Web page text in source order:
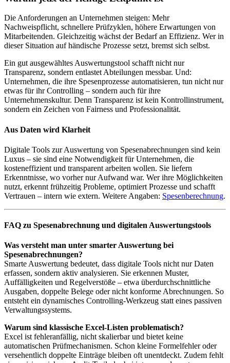
Die Anforderungen an Unternehmen steigen: Mehr
Nachweispflicht, schnellere Prüfzyklen, höhere Erwartungen von
Mitarbeitenden. Gleichzeitig wächst der Bedarf an Effizienz. Wer in
dieser Situation auf händische Prozesse setzt, bremst sich selbst.
Ein gut ausgewähltes Auswertungstool schafft nicht nur
Transparenz, sondern entlastet Abteilungen messbar. Und:
Unternehmen, die ihre Spesenprozesse automatisieren, tun nicht nur
etwas für ihr Controlling – sondern auch für ihre
Unternehmenskultur. Denn Transparenz ist kein Kontrollinstrument,
sondern ein Zeichen von Fairness und Professionalität.
Aus Daten wird Klarheit
Digitale Tools zur Auswertung von Spesenabrechnungen sind kein
Luxus – sie sind eine Notwendigkeit für Unternehmen, die
kosteneffizient und transparent arbeiten wollen. Sie liefern
Erkenntnisse, wo vorher nur Aufwand war. Wer ihre Möglichkeiten
nutzt, erkennt frühzeitig Probleme, optimiert Prozesse und schafft
Vertrauen – intern wie extern. Weitere Angaben: Spesenberechnung.
FAQ zu Spesenabrechnung und digitalen Auswertungstools
Was versteht man unter smarter Auswertung bei
Spesenabrechnungen?
Smarte Auswertung bedeutet, dass digitale Tools nicht nur Daten
erfassen, sondern aktiv analysieren. Sie erkennen Muster,
Auffälligkeiten und Regelverstöße – etwa überdurchschnittliche
Ausgaben, doppelte Belege oder nicht konforme Abrechnungen. So
entsteht ein dynamisches Controlling-Werkzeug statt eines passiven
Verwaltungssystems.
Warum sind klassische Excel-Listen problematisch?
Excel ist fehleranfällig, nicht skalierbar und bietet keine
automatischen Prüfmechanismen. Schon kleine Formelfehler oder
versehentlich doppelte Einträge bleiben oft unentdeckt. Zudem fehlt